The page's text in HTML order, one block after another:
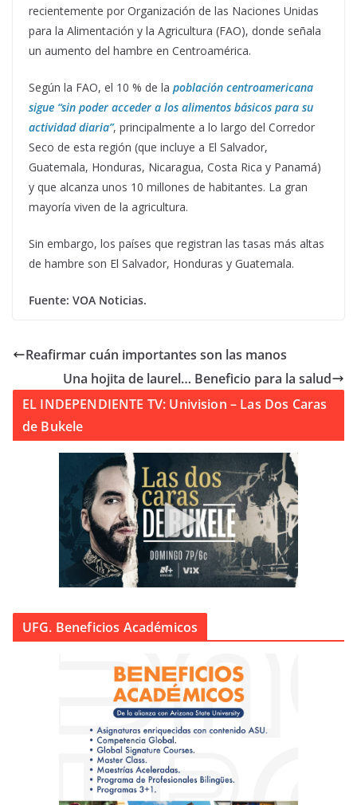
recientemente por Organización de las Naciones Unidas
para la Alimentación y la Agricultura (FAO), donde señala
un aumento del hambre en Centroamérica.
Según la FAO, el 10 % de la población centroamericana
sigue “sin poder acceder a los alimentos básicos para su
actividad diaria”, principalmente a lo largo del Corredor
Seco de esta región (que incluye a El Salvador,
Guatemala, Honduras, Nicaragua, Costa Rica y Panamá)
y que alcanza unos 10 millones de habitantes. La gran
mayoría viven de la agricultura.
Sin embargo, los países que registran las tasas más altas
de hambre son El Salvador, Honduras y Guatemala.
Fuente: VOA Noticias.
Reafirmar cuán importantes son las manos
Una hojita de laurel… Beneficio para la salud
EL INDEPENDIENTE TV: Univision – Las Dos Caras
de Bukele
UFG. Beneficios Académicos